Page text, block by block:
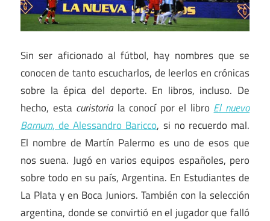
Sin ser aficionado al fútbol, hay nombres que se
conocen de tanto escucharlos, de leerlos en crónicas
sobre la épica del deporte. En libros, incluso. De
hecho, esta curistoria la conocí por el libro El nuevo
Barnum, de Alessandro Baricco, si no recuerdo mal.
El nombre de Martín Palermo es uno de esos que
nos suena. Jugó en varios equipos españoles, pero
sobre todo en su país, Argentina. En Estudiantes de
La Plata y en Boca Juniors. También con la selección
argentina, donde se convirtió en el jugador que falló